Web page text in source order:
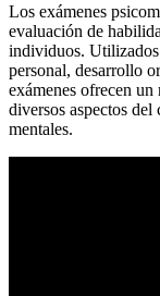
Los exámenes
evaluación de
individuos. Utilizados
personal, desarrollo
exámenes ofrecen
diversos aspectos
mentales.